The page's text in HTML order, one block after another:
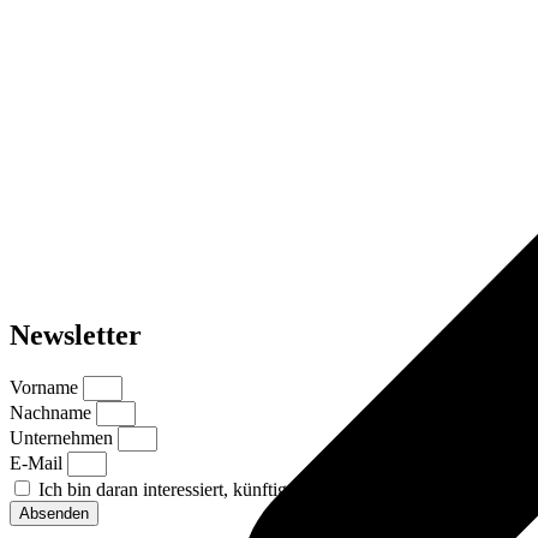
Newsletter
Vorname
Nachname
Unternehmen
E-Mail
Ich bin daran interessiert, künftig den Grainli-Newsletter zu
Absenden